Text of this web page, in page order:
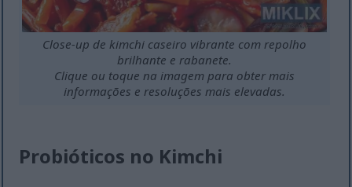
Close-up de kimchi caseiro vibrante com repolho
brilhante e rabanete.
Clique ou toque na imagem para obter mais
informações e resoluções mais elevadas.
Probióticos no Kimchi